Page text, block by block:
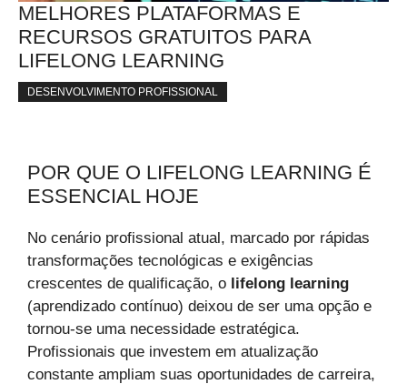
MELHORES PLATAFORMAS E
RECURSOS GRATUITOS PARA
LIFELONG LEARNING
DESENVOLVIMENTO PROFISSIONAL
POR QUE O LIFELONG LEARNING É
ESSENCIAL HOJE
No cenário profissional atual, marcado por rápidas
transformações tecnológicas e exigências
crescentes de qualificação, o lifelong learning
(aprendizado contínuo) deixou de ser uma opção e
tornou-se uma necessidade estratégica.
Profissionais que investem em atualização
constante ampliam suas oportunidades de carreira,